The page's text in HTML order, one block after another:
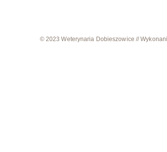
© 2023 Weterynaria Dobieszowice //